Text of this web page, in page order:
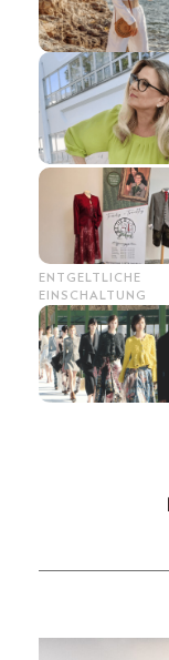
ENTGELTLICHE
EINSCHALTUNG